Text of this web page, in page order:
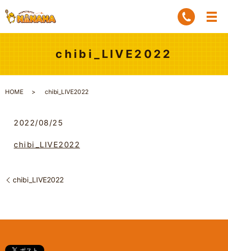
chibi_LIVE2022
HOME chibi_LIVE2022
2022/08/25
chibi_LIVE2022
chibi_LIVE2022